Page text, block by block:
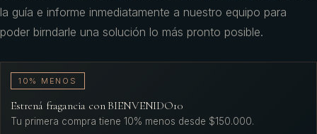
la guía e informe inmediatamente a nuestro equipo para
poder birndarle una solución lo más pronto posible.
10% MENOS
Estrená fragancia con BIENVENIDO10
Tu primera compra tiene 10% menos desde $150.000.